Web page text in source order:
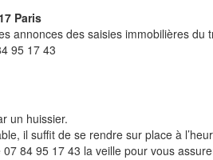
Paris
annonces des saisies immobilières
95 17 43
un huissier.
il suffit de se rendre sur place à
84 95 17 43 la veille pour vous